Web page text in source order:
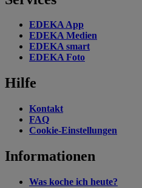
EDEKA App
EDEKA Medien
EDEKA smart
EDEKA Foto
Hilfe
Kontakt
FAQ
Cookie-Einstellungen
Informationen
Was koche ich heute?